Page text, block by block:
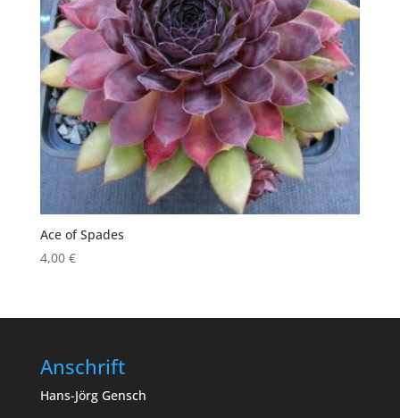
Ace of Spades
4,00 €
Anschrift
Hans-Jörg Gensch